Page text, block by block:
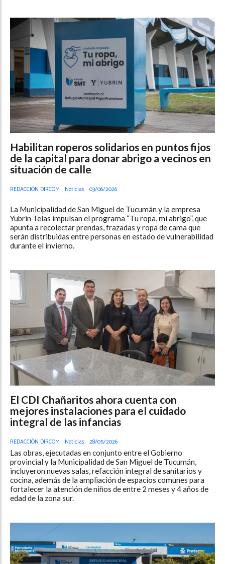
Habilitan roperos solidarios en puntos fijos
de la capital para donar abrigo a vecinos en
situación de calle
REDACCIÓN DIRCOM Noticias 03/06/2026
La Municipalidad de San Miguel de Tucumán y la empresa
Yubrin Telas impulsan el programa “Tu ropa, mi abrigo”, que
apunta a recolectar prendas, frazadas y ropa de cama que
serán distribuidas entre personas en estado de vulnerabilidad
durante el invierno.
El CDI Chañaritos ahora cuenta con
mejores instalaciones para el cuidado
integral de las infancias
REDACCIÓN DIRCOM Noticias 28/05/2026
Las obras, ejecutadas en conjunto entre el Gobierno
provincial y la Municipalidad de San Miguel de Tucumán,
incluyeron nuevas salas, refacción integral de sanitarios y
cocina, además de la ampliación de espacios comunes para
fortalecer la atención de niños de entre 2 meses y 4 años de
edad de la zona sur.